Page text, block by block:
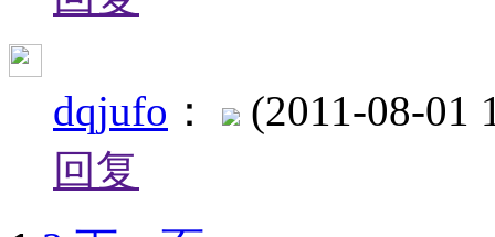
dqjufo ：
(2011-08-01
回复